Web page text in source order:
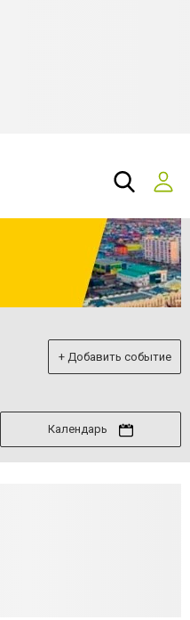
+ Добавить событие
Календарь